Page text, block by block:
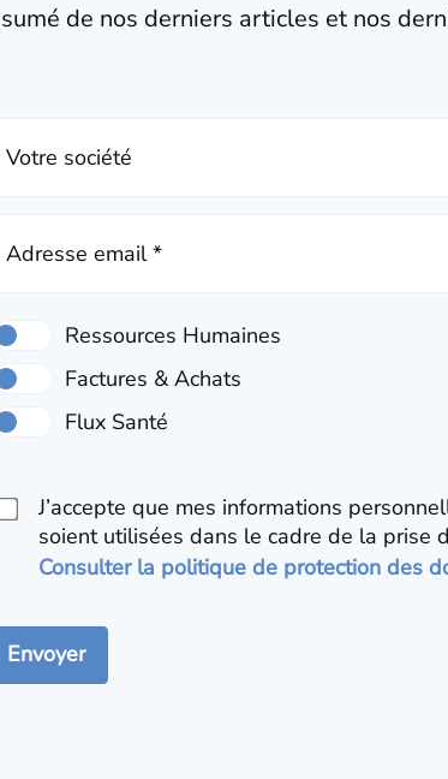
de nos derniers articles et nos
Votre société
Adresse email *
J’accepte que mes informations
soient utilisées dans le cadre de la prise
Consulter la politique de protection des